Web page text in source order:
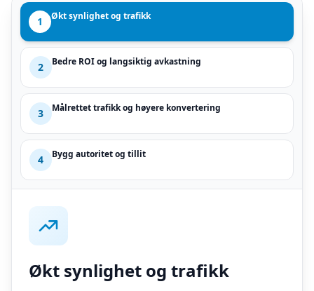
1 Økt synlighet og trafikk
2 Bedre ROI og langsiktig avkastning
3 Målrettet trafikk og høyere konvertering
4 Bygg autoritet og tillit
Økt synlighet og trafikk